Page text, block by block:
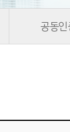
공동인